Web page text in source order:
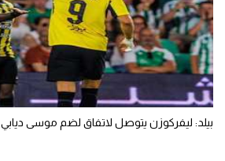
بيلد: ليفركوزن يتوصل لاتفاق لضم موسى ديابي